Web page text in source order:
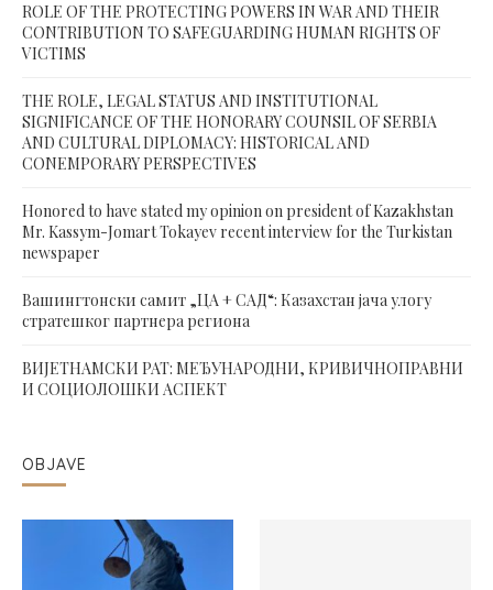
ROLE OF THE PROTECTING POWERS IN WAR AND THEIR
CONTRIBUTION TO SAFEGUARDING HUMAN RIGHTS OF
VICTIMS
THE ROLE, LEGAL STATUS AND INSTITUTIONAL
SIGNIFICANCE OF THE HONORARY COUNSIL OF SERBIA
AND CULTURAL DIPLOMACY: HISTORICAL AND
CONEMPORARY PERSPECTIVES
Honored to have stated my opinion on president of Kazakhstan
Mr. Kassym-Jomart Tokayev recent interview for the Turkistan
newspaper
Вашингтонски самит „ЦА + САД“: Казахстан јача улогу
стратешког партнера региона
ВИЈЕТНАМСКИ РАТ: МЕЂУНАРОДНИ, КРИВИЧНОПРАВНИ
И СОЦИОЛОШКИ АСПЕКТ
OBJAVE